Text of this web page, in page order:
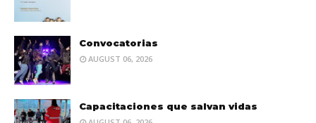
Convocatorias
AUGUST 06, 2026
Capacitaciones que salvan vidas